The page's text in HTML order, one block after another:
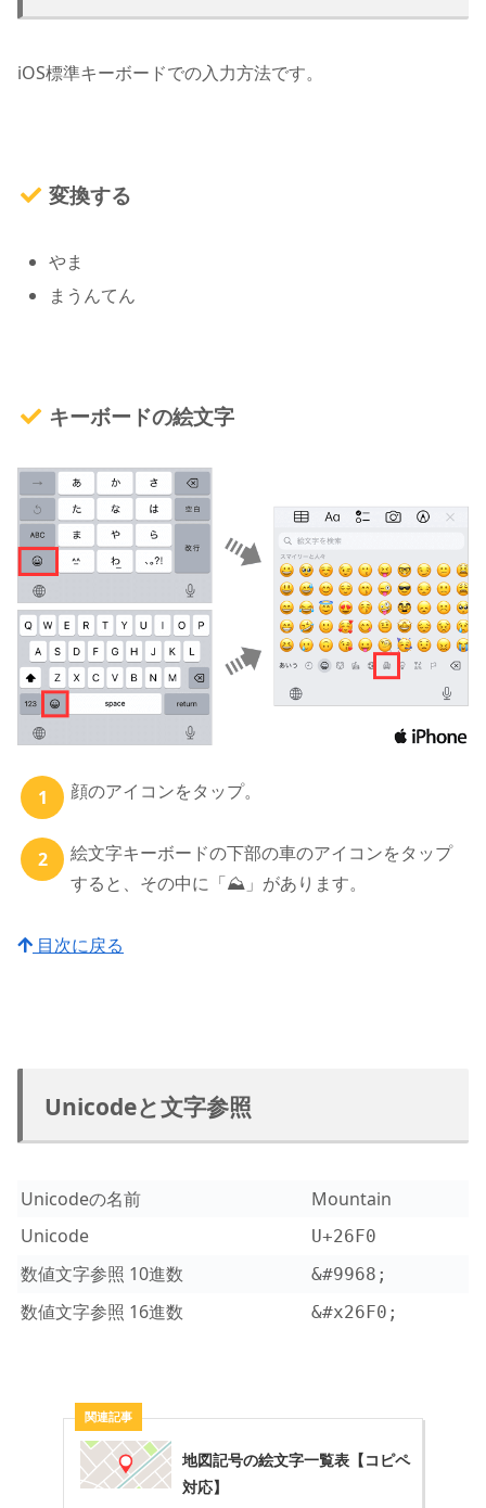
iOS標準キーボードでの入力方法です。
変換する
やま
まうんてん
キーボードの絵文字
顔のアイコンをタップ。
絵文字キーボードの下部の車のアイコンをタップ
すると、その中に「⛰」があります。
目次に戻る
Unicodeと文字参照
Unicodeの名前
Mountain
Unicode
U+26F0
数値文字参照 10進数 &#9968;
数値文字参照 16進数 &#x26F0;
地図記号の絵文字一覧表【コピペ
対応】